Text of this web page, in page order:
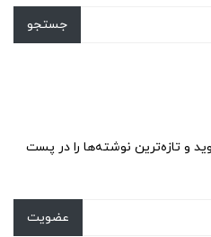
جستجو
و تازه‌ترین نوشته‌ها را در پست
عضویت